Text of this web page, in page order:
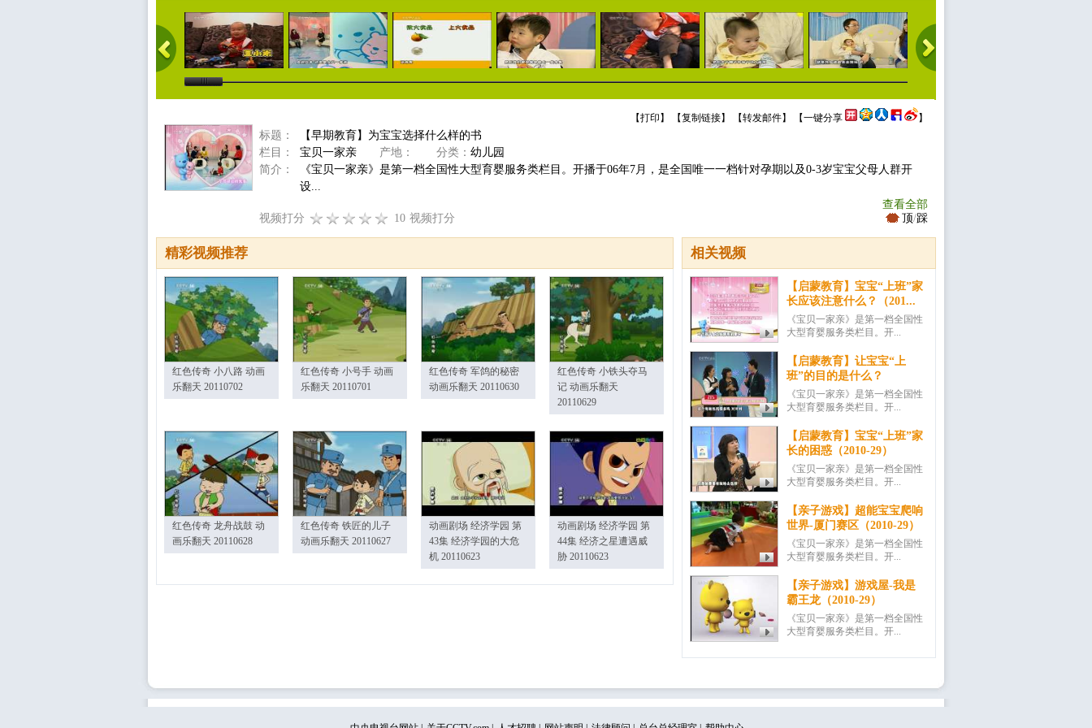
【打印 】 【复制链接】 【转发邮件】 【一键分享 】
标题：
【早期教育】为宝宝选择什么样的书
栏目：
宝贝一家亲 产地： 分类： 幼儿园
简介：
《宝贝一家亲》是第一档全国性大型育婴服务类栏目。开播于06年7月，是全国唯一一档针对孕期以及0-3岁宝宝父母人群开
设...
查看全部
视频打分
10 视频打分 顶/踩
相关视频
【启蒙教育】宝宝“上班”家
长应该注意什么？（201...
《宝贝一家亲》是第一档全国性
大型育婴服务类栏目。开...
【启蒙教育】让宝宝“上
班”的目的是什么？
《宝贝一家亲》是第一档全国性
大型育婴服务类栏目。开...
【启蒙教育】宝宝“上班”家
长的困惑（2010-29）
《宝贝一家亲》是第一档全国性
大型育婴服务类栏目。开...
【亲子游戏】超能宝宝爬响
世界-厦门赛区（2010-29）
《宝贝一家亲》是第一档全国性
大型育婴服务类栏目。开...
【亲子游戏】游戏屋-我是
霸王龙（2010-29）
《宝贝一家亲》是第一档全国性
大型育婴服务类栏目。开...
精彩视频推荐
红色传奇 小八路 动画
乐翻天 20110702
红色传奇 小号手 动画
乐翻天 20110701
红色传奇 军鸽的秘密
动画乐翻天 20110630
红色传奇 小铁头夺马
记 动画乐翻天
20110629
红色传奇 龙舟战鼓 动
画乐翻天 20110628
红色传奇 铁匠的儿子
动画乐翻天 20110627
动画剧场 经济学园 第
43集 经济学园的大危
机 20110623
动画剧场 经济学园 第
44集 经济之星遭遇威
胁 20110623